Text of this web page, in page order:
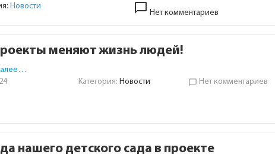
Новости chat_bubble_outline Нет комментариев
меняют жизнь людей!
Категория:Новости chat_bubble_outline Нет комментариев
нашего детского сада в проекте